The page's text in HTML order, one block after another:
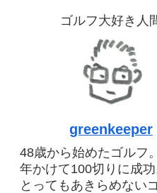
ゴルフ大好き人
greenkeeper
48歳から始めたゴルフ
年かけて100切りに成
とってもあきらめない